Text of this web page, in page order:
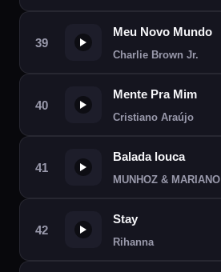
Meu Novo Mundo
Charlie Brown Jr.
Mente Pra Mim
Cristiano Araújo
Balada louca
MUNHOZ & MARIANO
Stay
Rihanna